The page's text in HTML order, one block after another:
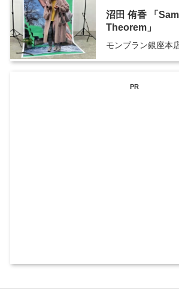
沼田 侑香 「
Theorem」
モンブラン銀座本
PR